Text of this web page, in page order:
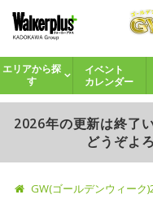
エリアから探
す
イベント
カレンダー
2026年の更新は終了
どうぞよ
GW(ゴールデンウィーク